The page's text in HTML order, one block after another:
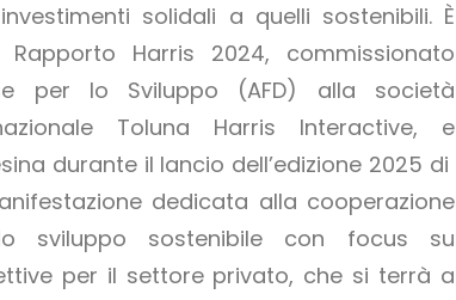
solidali a quelli sostenibili. È
Harris 2024, commissionato
per lo Sviluppo (AFD) alla società
Toluna Harris Interactive, e
durante il lancio dell’edizione 2025 di
dedicata alla cooperazione
sviluppo sostenibile con focus su
per il settore privato, che si terrà a